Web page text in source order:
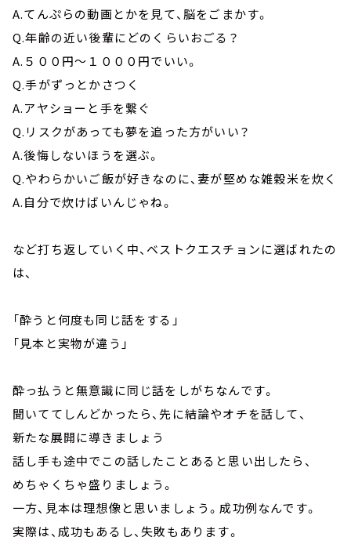
A.てんぷらの動画とかを見て、脳をごまかす。
Q.年齢の近い後輩にどのくらいおごる？
A.５００円～１０００円でいい。
Q.手がずっとかさつく
A.アヤショーと手を繋ぐ
Q.リスクがあっても夢を追った方がいい？
A.後悔しないほうを選ぶ。
Q.やわらかいご飯が好きなのに、妻が堅めな雑穀米を炊く
A.自分で炊けばいんじゃね。
など打ち返していく中、ベストクエスチョンに選ばれたの
は、
「酔うと何度も同じ話をする」
「見本と実物が違う」
酔っ払うと無意識に同じ話をしがちなんです。
聞いててしんどかったら、先に結論やオチを話して、
新たな展開に導きましょう
話し手も途中でこの話したことあると思い出したら、
めちゃくちゃ盛りましょう。
一方、見本は理想像と思いましょう。成功例なんです。
実際は、成功もあるし、失敗もあります。